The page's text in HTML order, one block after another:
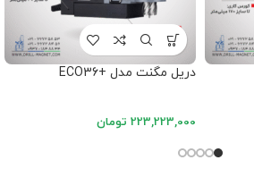
دریل مگنت مدل +ECO36
223,223,000 تومان